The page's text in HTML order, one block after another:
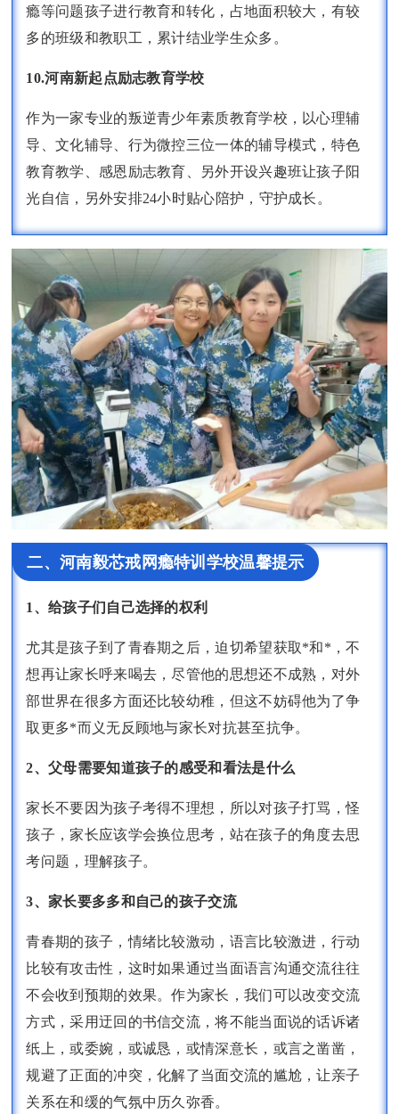
瘾等问题孩子进行教育和转化，占地面积较大，有较
多的班级和教职工，累计结业学生众多。
10.河南新起点励志教育学校
作为一家专业的叛逆青少年素质教育学校，以心理辅
导、文化辅导、行为微控三位一体的辅导模式，特色
教育教学、感恩励志教育、另外开设兴趣班让孩子阳
光自信，另外安排24小时贴心陪护，守护成长。
二、河南毅芯戒网瘾特训学校温馨提示
1、给孩子们自己选择的权利
尤其是孩子到了青春期之后，迫切希望获取*和*，不
想再让家长呼来喝去，尽管他的思想还不成熟，对外
部世界在很多方面还比较幼稚，但这不妨碍他为了争
取更多*而义无反顾地与家长对抗甚至抗争。
2、父母需要知道孩子的感受和看法是什么
家长不要因为孩子考得不理想，所以对孩子打骂，怪
孩子，家长应该学会换位思考，站在孩子的角度去思
考问题，理解孩子。
3、家长要多多和自己的孩子交流
青春期的孩子，情绪比较激动，语言比较激进，行动
比较有攻击性，这时如果通过当面语言沟通交流往往
不会收到预期的效果。作为家长，我们可以改变交流
方式，采用迂回的书信交流，将不能当面说的话诉诸
纸上，或委婉，或诚恳，或情深意长，或言之凿凿，
规避了正面的冲突，化解了当面交流的尴尬，让亲子
关系在和缓的气氛中历久弥香。